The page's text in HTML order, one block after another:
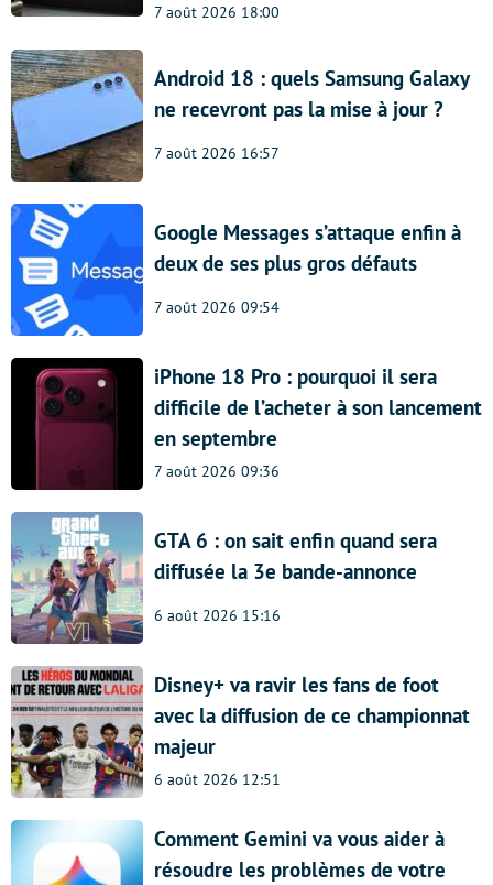
7 août 2026 18:00
Android 18 : quels Samsung Galaxy
ne recevront pas la mise à jour ?
7 août 2026 16:57
Google Messages s’attaque enfin à
deux de ses plus gros défauts
7 août 2026 09:54
iPhone 18 Pro : pourquoi il sera
difficile de l’acheter à son lancement
en septembre
7 août 2026 09:36
GTA 6 : on sait enfin quand sera
diffusée la 3e bande-annonce
6 août 2026 15:16
Disney+ va ravir les fans de foot
avec la diffusion de ce championnat
majeur
6 août 2026 12:51
Comment Gemini va vous aider à
résoudre les problèmes de votre